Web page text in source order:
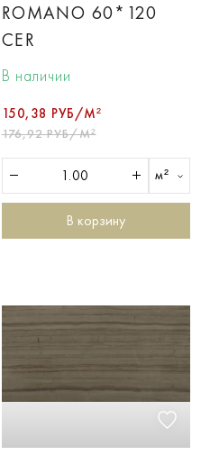
ROMANO 60*120
CER
В наличии
150,38 РУБ/М²
176,92 РУБ/М²
м²
В корзину